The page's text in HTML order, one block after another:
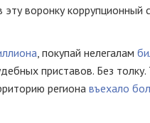
воронку коррупционный
, покупай нелегалам
приставов. Без
региона въехало